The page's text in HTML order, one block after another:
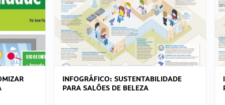
INFOGRÁFICO: SUSTENTABILIDADE
PARA SALÕES DE BELEZA